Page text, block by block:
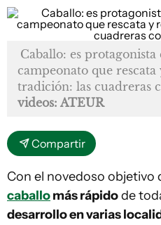
Caballo: es
campeonato que
tradición: las cuadreras
videos: ATEUR
Compartir
Con el novedoso objetivo
caballomás rápidode
desarrollo en varias